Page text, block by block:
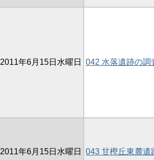
2011年6月15日水曜日 042 水落遺跡の調
2011年6月15日水曜日 043 甘樫丘東麓遺